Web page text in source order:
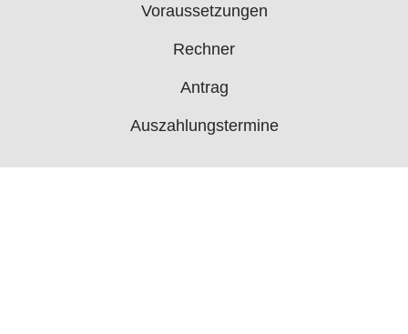
Voraussetzungen
Rechner
Antrag
Auszahlungstermine